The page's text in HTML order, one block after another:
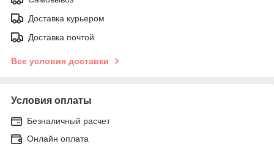
Доставка курьером
Доставка почтой
Все условия доставки
Условия оплаты
Безналичный расчет
Онлайн оплата